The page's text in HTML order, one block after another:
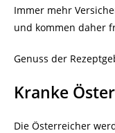
Immer mehr
und kommen daher
Genuss der
Kranke
Die Österreicher